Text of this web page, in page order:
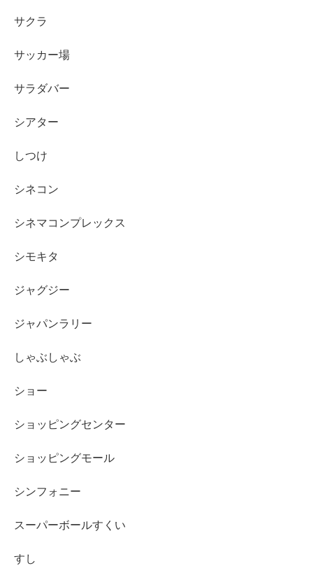
サクラ
サッカー場
サラダバー
シアター
しつけ
シネコン
シネマコンプレックス
シモキタ
ジャグジー
ジャパンラリー
しゃぶしゃぶ
ショー
ショッピングセンター
ショッピングモール
シンフォニー
スーパーボールすくい
すし